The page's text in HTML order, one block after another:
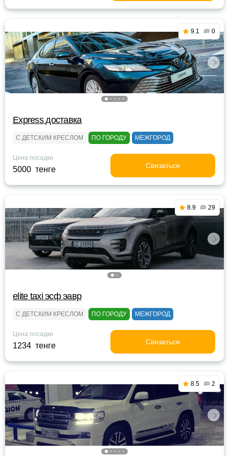
9.1 0
Express доставка
С ДЕТСКИМ КРЕСЛОМ ПО ГОРОДУ МЕЖГОРОД
Цена посадки
5000 тенге Связаться
8.9 29
elite taxi эсф эавр
С ДЕТСКИМ КРЕСЛОМ ПО ГОРОДУ МЕЖГОРОД
Цена посадки
1234 тенге Связаться
8.5 2